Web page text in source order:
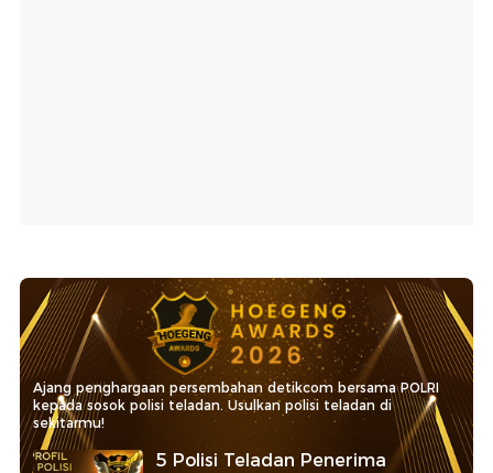
Ajang penghargaan persembahan detikcom bersama POLRI
kepada sosok polisi teladan. Usulkan polisi teladan di
sekitarmu!
5 Polisi Teladan Penerima